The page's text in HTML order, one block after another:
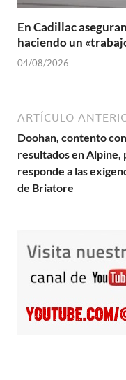
En Cadillac
haciendo un
04/08/2026
ARTÍCULO
Doohan, contento
resultados en Alpine,
responde a las
de Briatore